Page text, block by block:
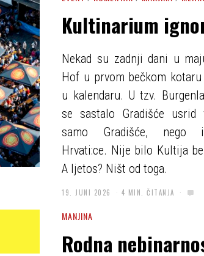
Kultinarium
Nekad su zadnji dani u
Hof u prvom bečkom
u kalendaru. U tzv.
se sastalo Gradišće usrid
samo Gradišće, nego i
Hrvati:ce. Nije bilo Kultija
A ljetos? Ništ od toga.
19. JUNI 2026 4 MIN. ČITANJA
MANJINA
Rodna